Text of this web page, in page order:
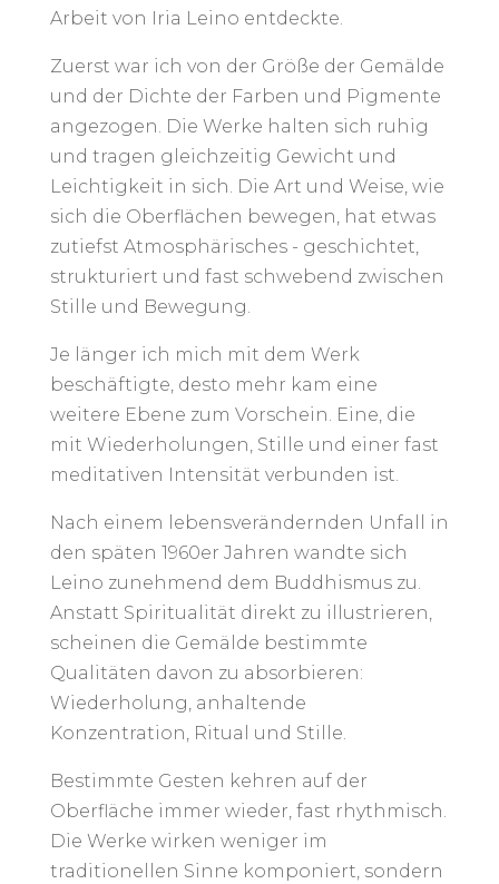
Arbeit von Iria Leino entdeckte.
Zuerst war ich von der Größe der Gemälde
und der Dichte der Farben und Pigmente
angezogen. Die Werke halten sich ruhig
und tragen gleichzeitig Gewicht und
Leichtigkeit in sich. Die Art und Weise, wie
sich die Oberflächen bewegen, hat etwas
zutiefst Atmosphärisches - geschichtet,
strukturiert und fast schwebend zwischen
Stille und Bewegung.
Je länger ich mich mit dem Werk
beschäftigte, desto mehr kam eine
weitere Ebene zum Vorschein. Eine, die
mit Wiederholungen, Stille und einer fast
meditativen Intensität verbunden ist.
Nach einem lebensverändernden Unfall in
den späten 1960er Jahren wandte sich
Leino zunehmend dem Buddhismus zu.
Anstatt Spiritualität direkt zu illustrieren,
scheinen die Gemälde bestimmte
Qualitäten davon zu absorbieren:
Wiederholung, anhaltende
Konzentration, Ritual und Stille.
Bestimmte Gesten kehren auf der
Oberfläche immer wieder, fast rhythmisch.
Die Werke wirken weniger im
traditionellen Sinne komponiert, sondern